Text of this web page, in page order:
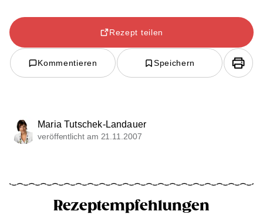
Rezept teilen
Kommentieren Speichern
Maria Tutschek-Landauer
veröffentlicht am 21.11.2007
Rezeptempfehlungen